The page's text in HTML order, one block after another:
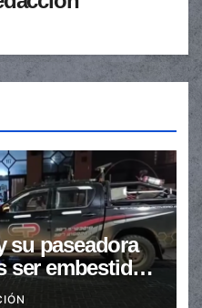
su paseadora
ser embestidas